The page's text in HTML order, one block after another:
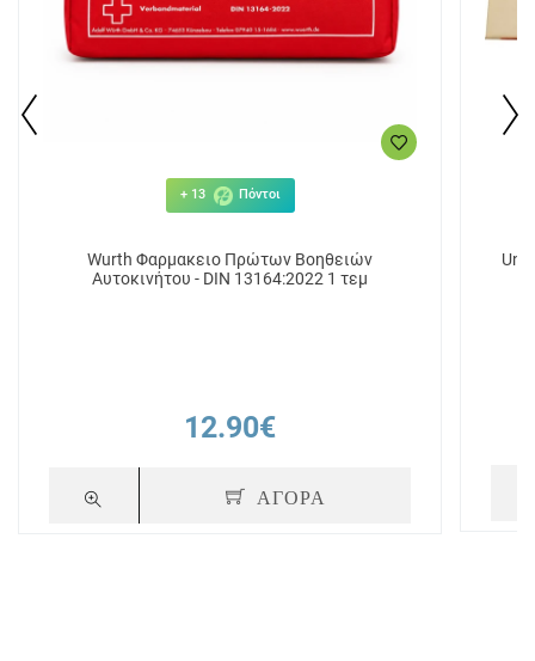
+ 13 Πόντοι
Wurth Φαρμακειο Πρώτων Βοηθειών
Αυτοκινήτου - DIN 13164:2022 1 τεμ
12.90€
ΑΓΟΡΑ